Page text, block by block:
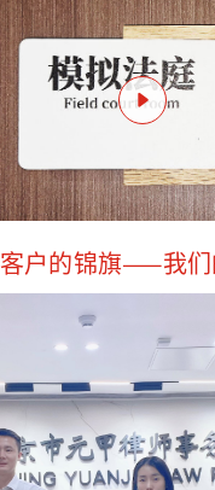
客户的锦旗——我